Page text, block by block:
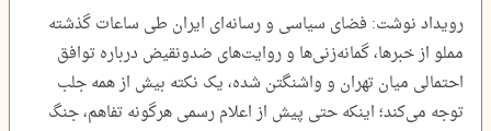
رویداد نوشت: فضای سیاسی و رسانه‌ای ایران طی ساعات گذشته
مملو از خبرها، گمانه‌زنی‌ها و روایت‌های ضدونقیض درباره توافق
احتمالی میان تهران و واشنگتن شده، یک نکته بیش از همه جلب
توجه می‌کند؛ اینکه حتی پیش از اعلام رسمی هرگونه تفاهم، جنگ